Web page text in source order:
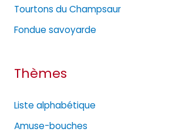
e
s
Tourtons du Champsaur
Fondue savoyarde
Thèmes
Liste alphabétique
Amuse-bouches